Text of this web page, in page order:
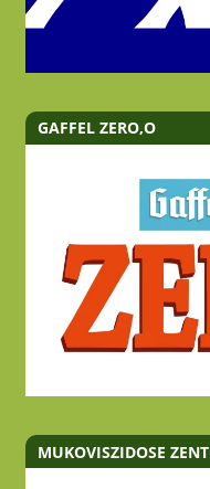
GAFFEL ZERO,O
MUKOVISZIDOSE